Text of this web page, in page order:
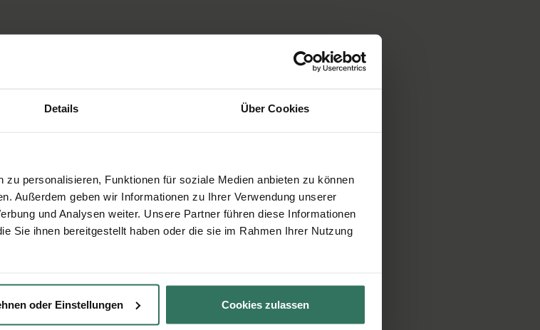
Details Über Cookies
personalisieren, Funktionen für soziale Medien anbieten zu können
Außerdem geben wir Informationen zu Ihrer Verwendung unserer
und Analysen weiter. Unsere Partner führen diese Informationen
Sie ihnen bereitgestellt haben oder die sie im Rahmen Ihrer Nutzung
oder Einstellungen Cookies zulassen